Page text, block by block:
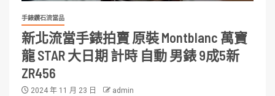
手錶鑽石流當品
新北流當手錶拍賣 原裝 Montblanc 萬寶
龍 STAR 大日期 計時 自動 男錶 9成5新
ZR456
2024 年 11 月 23 日 admin